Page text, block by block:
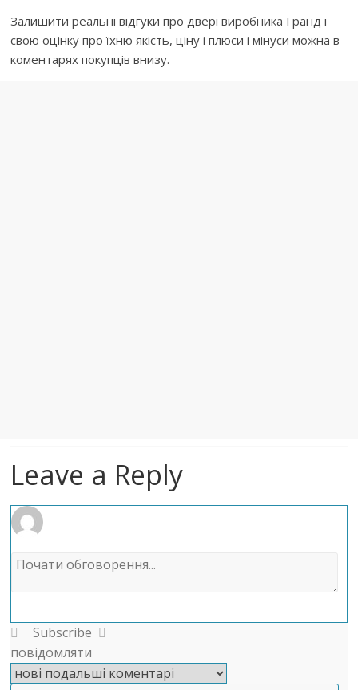
Залишити реальні відгуки про двері виробника Гранд і
свою оцінку про їхню якість, ціну і плюси і мінуси можна в
коментарях покупців внизу.
Leave a Reply
Subscribe
повідомляти